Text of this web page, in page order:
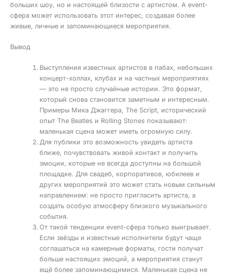
больших шоу, но и настоящей близости с артистом. А event-
сфера может использовать этот интерес, создавая более
живые, личные и запоминающиеся мероприятия.
Вывод
Выступления известных артистов в пабах, небольших
концерт-холлах, клубах и на частных мероприятиях
— это не просто случайные истории. Это формат,
который снова становится заметным и интересным.
Примеры Мика Джаггера, The Script, исторический
опыт The Beatles и Rolling Stones показывают:
маленькая сцена может иметь огромную силу.
Для публики это возможность увидеть артиста
ближе, почувствовать живой контакт и получить
эмоции, которые не всегда доступны на большой
площадке. Для свадеб, корпоративов, юбилеев и
других мероприятий это может стать новым сильным
направлением: не просто пригласить артиста, а
создать особую атмосферу близкого музыкального
события.
От такой тенденции event-сфера только выигрывает.
Если звёзды и известные исполнители будут чаще
соглашаться на камерные форматы, гости получат
больше настоящих эмоций, а мероприятия станут
ещё более запоминающимися. Маленькая сцена не